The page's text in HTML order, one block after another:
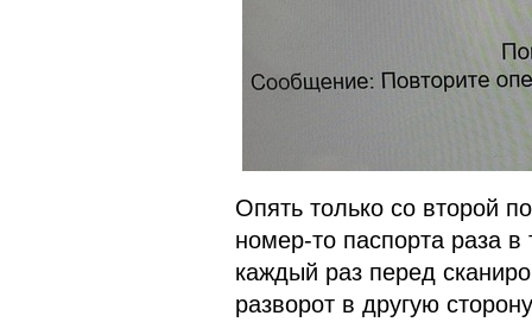
Опять только со второй
номер-то паспорта раза в
каждый раз перед
разворот в другую